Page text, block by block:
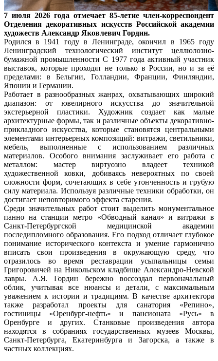
7 июля 2026 года отмечает 85-летие член-корреспондент
Отделения декоративных искусств Российской академии
художеств Александр Яковлевич Гордин.
Родился в 1941 году в Ленинграде, окончил в 1965 году
Ленинградский технологический институт целлюлозно-
бумажной промышленности С 1977 года активный участник
выставок, которые проходят не только в России, но и за её
пределами: в Бельгии, Голландии, Франции, Финляндии,
Японии и Германии.
Работает в разнообразных жанрах, охватывающих широкий
диапазон: от ювелирного искусства до значительной
экстерьерной пластики. Художник создает как малые
архитектурные формы, так и различные объекты декоративно-
прикладного искусства, которые становятся центральными
элементами интерьерных композиций: витражи, светильники,
мебель, выполненные с использованием различных
материалов. Особого внимания заслуживает его работа с
металлом: мастер виртуозно владеет техникой
художественной ковки, добиваясь невероятных по своей
сложности форм, сочетающих в себе утонченность и грубую
силу материала. Используя различные техники обработки, он
достигает неповторимого эффекта старения.
Среди значительных работ стоит выделить монументальное
панно на станции метро «Обводный канал» и витражи в
Санкт-Петербургской медицинской академии
последипломного образования. Его подход отличает глубокое
понимание исторического контекста и умение гармонично
вписать свои произведения в окружающую среду, что
отразилось во время реставрации усыпальницы семьи
Григоровичей на Никольском кладбище Александро-Невской
лавры. А.Я. Гордин бережно воссоздал первоначальный
облик, учитывая все нюансы и детали, с максимальным
уважением к истории и традициям. В качестве архитектора
также разработал проекты для санатория «Репино»,
гостиницы «Оренбург-нефть» и пансионата «Русь» в
Оренбурге и других. Станковые произведения автора
находятся в собраниях государственных музеев Москвы,
Санкт-Петербурга, Екатеринбурга и Загорска, а также в
частных коллекциях.